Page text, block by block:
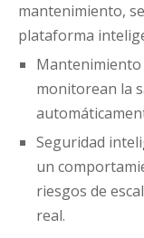
mantenimiento,
plataforma
monitorean la
Seguridad
un
riesgos de
real.